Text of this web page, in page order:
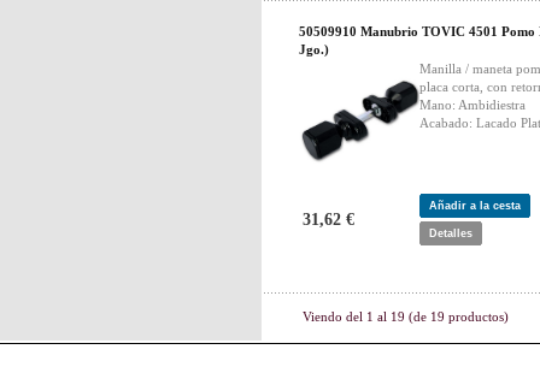
50509910 Manubrio TOVIC 4501 Pomo
Jgo.)
Manilla / maneta
placa corta, con
Mano: Ambidiestra
Acabado: Lacado
31,62 €
Añadir a la cesta
Detalles
Viendo del 1 al 19 (de 19 productos)